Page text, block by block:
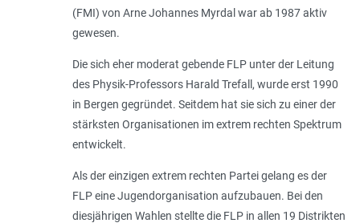
(FMI) von Arne Johannes Myrdal war ab 1987 aktiv
gewesen.
Die sich eher moderat gebende FLP unter der Leitung
des Physik-Professors Harald Trefall, wurde erst 1990
in Bergen gegründet. Seitdem hat sie sich zu einer der
stärksten Organisationen im extrem rechten Spektrum
entwickelt.
Als der einzigen extrem rechten Partei gelang es der
FLP eine Jugendorganisation aufzubauen. Bei den
diesjährigen Wahlen stellte die FLP in allen 19 Distrikten